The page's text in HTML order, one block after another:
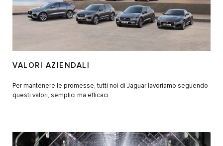
VALORI AZIENDALI
Per mantenere le promesse, tutti noi di Jaguar lavoriamo seguendo
questi valori, semplici ma efficaci.